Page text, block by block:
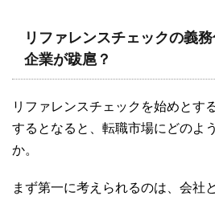
リファレンスチェックの義
企業が跋扈？
リファレンスチェックを始めとす
するとなると、転職市場にどのよ
か。
まず第一に考えられるのは、会社